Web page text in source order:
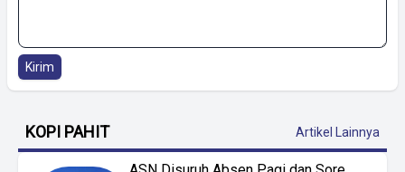
Kirim
KOPI PAHIT Artikel Lainnya